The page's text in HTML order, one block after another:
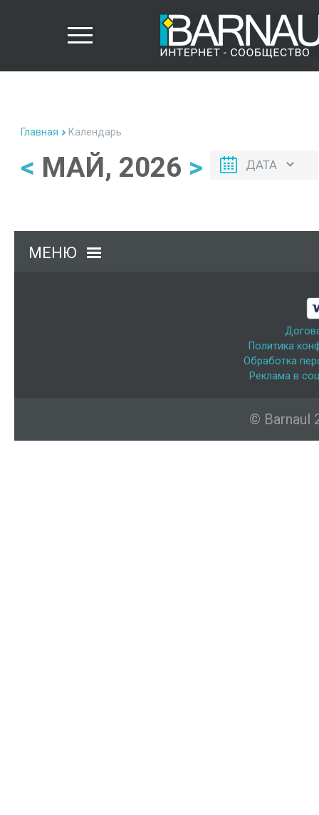
Главная Календарь
< МАЙ, 2026 > ДАТА
МЕНЮ
Политика
Обработка
Реклама в
© Barnaul